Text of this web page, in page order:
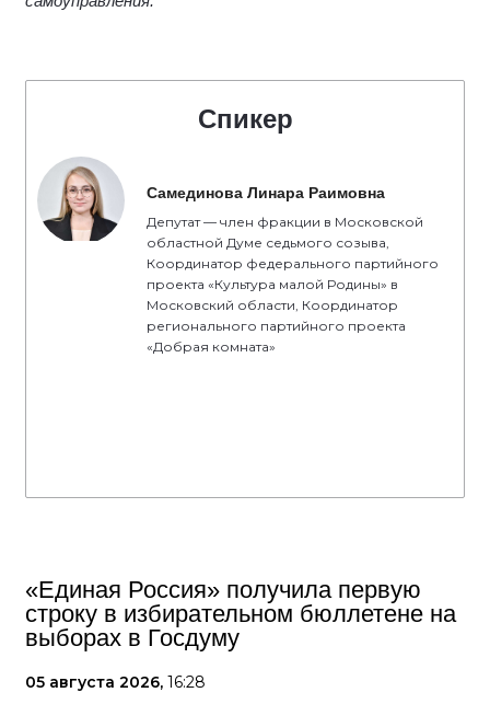
Спикер
Самединова Линара Раимовна
Депутат — член фракции в Московской
областной Думе седьмого созыва,
Координатор федерального партийного
проекта «Культура малой Родины» в
Московский области, Координатор
регионального партийного проекта
«Добрая комната»
«Единая Россия» получила первую
строку в избирательном бюллетене на
выборах в Госдуму
05 августа 2026, 16:28